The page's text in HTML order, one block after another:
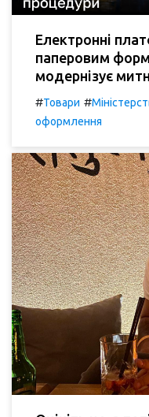
Електронні
паперовим
модернізує
#Товари #
оформлення